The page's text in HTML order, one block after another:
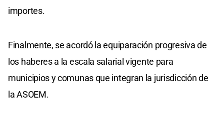
importes.
Finalmente, se acordó la equiparación progresiva de
los haberes a la escala salarial vigente para
municipios y comunas que integran la jurisdicción de
la ASOEM.